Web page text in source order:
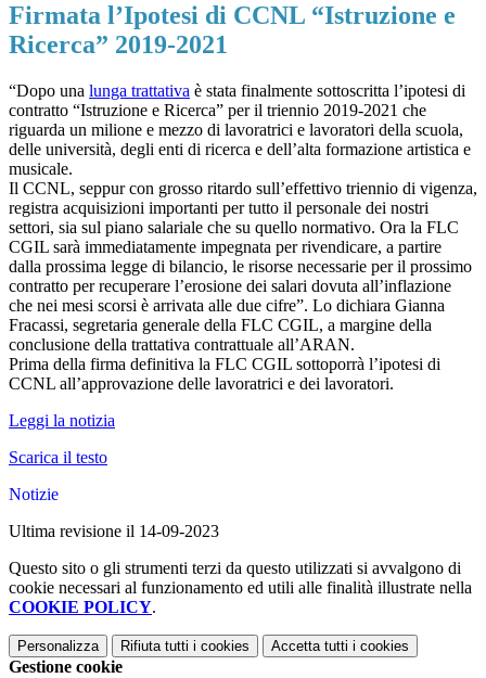
Firmata l’Ipotesi di CCNL “Istruzione e
Ricerca” 2019-2021
“Dopo una lunga trattativa è stata finalmente sottoscritta l’ipotesi di
contratto “Istruzione e Ricerca” per il triennio 2019-2021 che
riguarda un milione e mezzo di lavoratrici e lavoratori della scuola,
delle università, degli enti di ricerca e dell’alta formazione artistica e
musicale.
Il CCNL, seppur con grosso ritardo sull’effettivo triennio di vigenza,
registra acquisizioni importanti per tutto il personale dei nostri
settori, sia sul piano salariale che su quello normativo. Ora la FLC
CGIL sarà immediatamente impegnata per rivendicare, a partire
dalla prossima legge di bilancio, le risorse necessarie per il prossimo
contratto per recuperare l’erosione dei salari dovuta all’inflazione
che nei mesi scorsi è arrivata alle due cifre”. Lo dichiara Gianna
Fracassi, segretaria generale della FLC CGIL, a margine della
conclusione della trattativa contrattuale all’ARAN.
Prima della firma definitiva la FLC CGIL sottoporrà l’ipotesi di
CCNL all’approvazione delle lavoratrici e dei lavoratori.
Leggi la notizia
Scarica il testo
Notizie
Ultima revisione il 14-09-2023
Questo sito o gli strumenti terzi da questo utilizzati si avvalgono di
cookie necessari al funzionamento ed utili alle finalità illustrate nella
COOKIE POLICY.
Personalizza Rifiuta tutti i cookies Accetta tutti i cookies
Gestione cookie